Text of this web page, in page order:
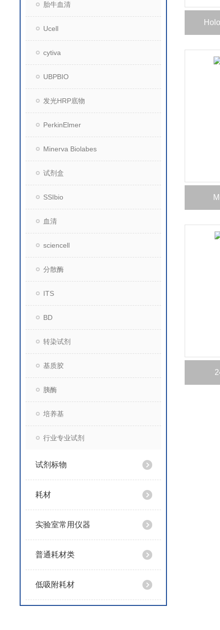
胎牛血清
Ucell
cytiva
UBPBIO
发光HRP底物
PerkinElmer
Minerva Biolabes
试剂盒
SSIbio
血清
sciencell
分散酶
ITS
BD
转染试剂
基质胶
胰酶
培养基
行业专业试剂
试剂标物
耗材
实验室常用仪器
普通耗材类
低吸附耗材